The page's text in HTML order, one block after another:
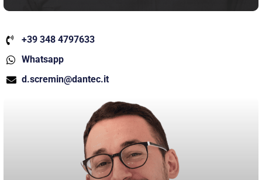
+39 348 4797633
Whatsapp
d.scremin@dantec.it